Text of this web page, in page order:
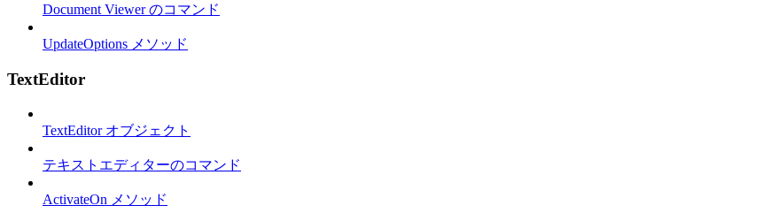
Document Viewer のコマンド
UpdateOptions メソッド
TextEditor
TextEditor オブジェクト
テキストエディターのコマンド
ActivateOn メソッド